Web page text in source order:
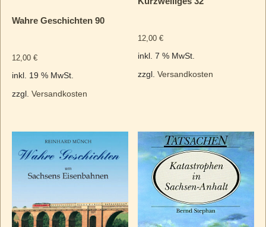
Wahre Geschichten 90
12,00 €
inkl. 19 % MwSt.
zzgl. Versandkosten
12,00€
inkl. 7 % MwSt.
zzgl.Versandkosten